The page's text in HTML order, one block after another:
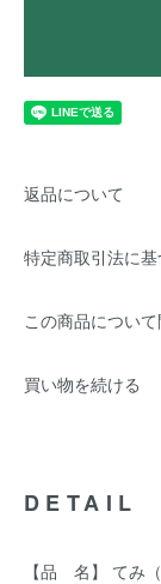
返品について
特定商取引法に
この商品につい
買い物を続ける
DETAIL
【品 名】 てみ（